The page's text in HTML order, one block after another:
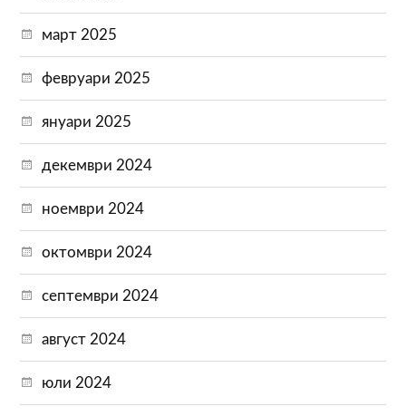
март 2025
февруари 2025
януари 2025
декември 2024
ноември 2024
октомври 2024
септември 2024
август 2024
юли 2024